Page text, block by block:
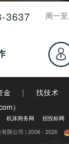
3637 周一
金 | 找技术
）
机床商务网
招投标网
限公司 | 2006 - 2026